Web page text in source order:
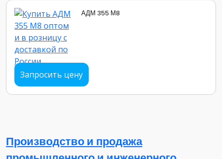
АДМ 355 М8
Запросить цену
Производство и продажа